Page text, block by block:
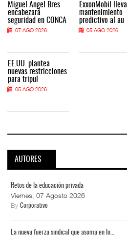
Miguel Ángel Bres
encabezará
seguridad en CONCA
07 AGO 2026
EE.UU. plantea
nuevas restricciones
para tripul
05 AGO 2026
ExxonMobil lleva
mantenimiento
predictivo al au
05 AGO 2026
AUTORES
Retos de la educación privada
Viernes, 07 Agosto 2026
By Corporativo
La nueva fuerza sindical que asoma en lo...